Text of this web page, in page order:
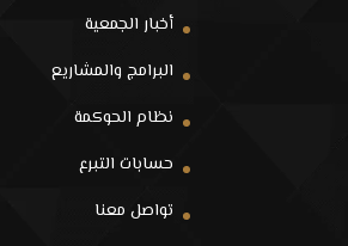
أخبار الجمعية
البرامج والمشاريع
نظام الحوكمة
حسابات التبرع
تواصل معنا